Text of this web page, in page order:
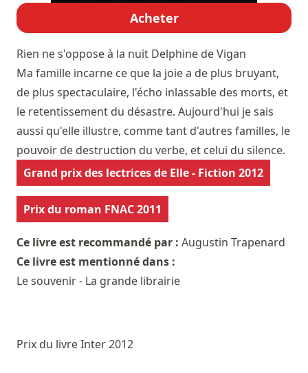
Acheter
Rien ne s'oppose à la nuit Delphine de Vigan
Ma famille incarne ce que la joie a de plus bruyant,
de plus spectaculaire, l'écho inlassable des morts, et
le retentissement du désastre. Aujourd'hui je sais
aussi qu'elle illustre, comme tant d'autres familles, le
pouvoir de destruction du verbe, et celui du silence.
Grand prix des lectrices de Elle - Fiction 2012
Prix du roman FNAC 2011
Ce livre est recommandé par : Augustin Trapenard
Ce livre est mentionné dans :
Le souvenir - La grande librairie
Prix du livre Inter 2012